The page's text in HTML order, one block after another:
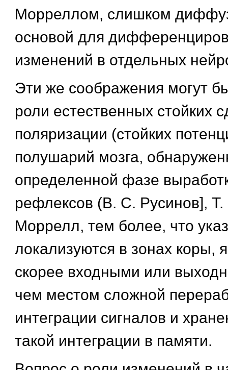
Морреллом, слишком
основой для
изменений в отдельных
Эти же соображения могут
роли естественных стойких
поляризации (стойких
полушарий мозга,
определенной фазе
рефлексов (В. С. Русинов],
Моррелл, тем более, что
локализуются в зонах коры,
скорее входными или
чем местом сложной
интеграции сигналов и
такой интеграции в памяти.